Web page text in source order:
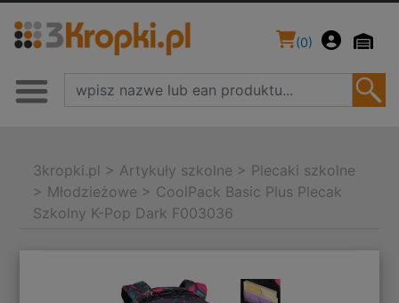
(0)
3kropki.pl > Artykuły szkolne > Plecaki szkolne
> Młodzieżowe > CoolPack Basic Plus Plecak
Szkolny K-Pop Dark F003036